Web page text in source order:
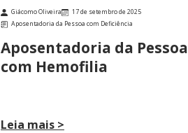
Giácomo Oliveira
17 de setembro de 2025
Aposentadoria da Pessoa com Deficiência
Aposentadoria da Pessoa
com Hemofilia
Leia mais >